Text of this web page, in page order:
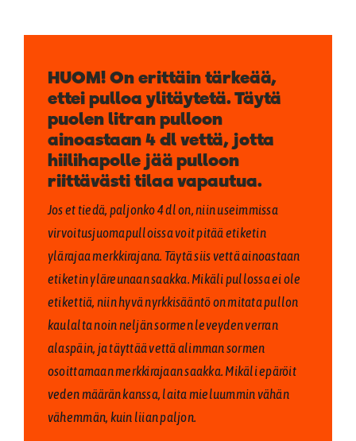
HUOM! On erittäin tärkeää,
ettei pulloa ylitäytetä. Täytä
puolen litran pulloon
ainoastaan 4 dl vettä, jotta
hiilihapolle jää pulloon
riittävästi tilaa vapautua.
Jos et tiedä, paljonko 4 dl on, niin useimmissa
virvoitusjuomapulloissa voit pitää etiketin
ylärajaa merkkirajana. Täytä siis vettä ainoastaan
etiketin yläreunaan saakka. Mikäli pullossa ei ole
etikettiä, niin hyvä nyrkkisääntö on mitata pullon
kaulalta noin neljän sormen leveyden verran
alaspäin, ja täyttää vettä alimman sormen
osoittamaan merkkirajaan saakka. Mikäli epäröit
veden määrän kanssa, laita mieluummin vähän
vähemmän, kuin liian paljon.